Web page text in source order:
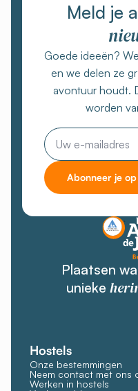
Meld je
Goede ideeën?
en we delen ze
avontuur houdt.
worden
E-
mail
Abonneer je
Plaatsen
unieke
Hostels
Onze bestemmingen
Neem contact met ons
Werken in hostels